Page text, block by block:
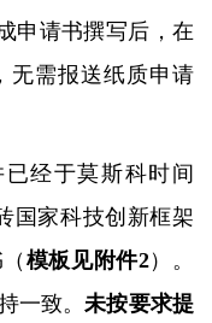
申请书撰写后，在
无需报送纸质申请
经于莫斯科时间
国家科技创新框架
模板见附件2）。
一致。未按要求提